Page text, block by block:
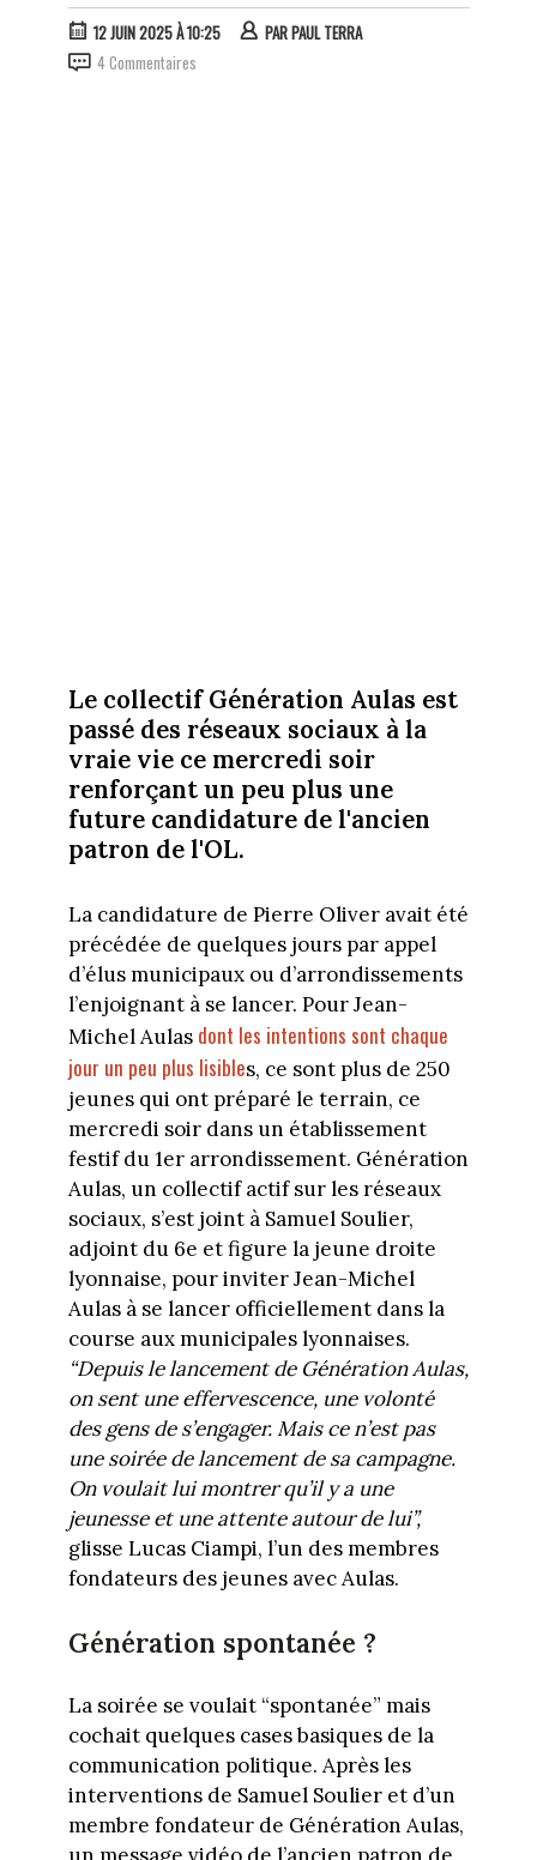
12 JUIN 2025 À 10:25 PARPAUL TERRA
4 Commentaires
Le collectif Génération Aulas est
passé des réseaux sociaux à la
vraie vie ce mercredi soir
renforçant un peu plus une
future candidature de l'ancien
patron de l'OL.
La candidature de Pierre Oliver avait été
précédée de quelques jours par appel
d’élus municipaux ou d’arrondissements
l’enjoignant à se lancer. Pour Jean-
Michel Aulas dont les intentions sont chaque
jour un peu plus lisibles, ce sont plus de 250
jeunes qui ont préparé le terrain, ce
mercredi soir dans un établissement
festif du 1er arrondissement. Génération
Aulas, un collectif actif sur les réseaux
sociaux, s’est joint à Samuel Soulier,
adjoint du 6e et figure la jeune droite
lyonnaise, pour inviter Jean-Michel
Aulas à se lancer officiellement dans la
course aux municipales lyonnaises.
“Depuis le lancement de Génération Aulas,
on sent une effervescence, une volonté
des gens de s’engager. Mais ce n’est pas
une soirée de lancement de sa campagne.
On voulait lui montrer qu’il y a une
jeunesse et une attente autour de lui”,
glisse Lucas Ciampi, l’un des membres
fondateurs des jeunes avec Aulas.
Génération spontanée ?
La soirée se voulait “spontanée” mais
cochait quelques cases basiques de la
communication politique. Après les
interventions de Samuel Soulier et d’un
membre fondateur de Génération Aulas,